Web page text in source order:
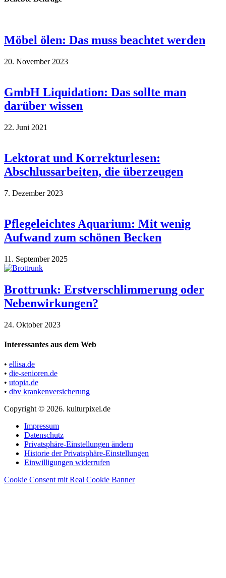
Möbel ölen: Das muss beachtet werden
20. November 2023
GmbH Liquidation: Das sollte man
darüber wissen
22. Juni 2021
Lektorat und Korrekturlesen:
Abschlussarbeiten, die überzeugen
7. Dezember 2023
Pflegeleichtes Aquarium: Mit wenig
Aufwand zum schönen Becken
11. September 2025
Brottrunk: Erstverschlimmerung oder
Nebenwirkungen?
24. Oktober 2023
Interessantes aus dem Web
• ellisa.de
• die-senioren.de
• utopia.de
• dbv krankenversicherung
Copyright © 2026. kulturpixel.de
Impressum
Datenschutz
Privatsphäre-Einstellungen ändern
Historie der Privatsphäre-Einstellungen
Einwilligungen widerrufen
Cookie Consent mit Real Cookie Banner